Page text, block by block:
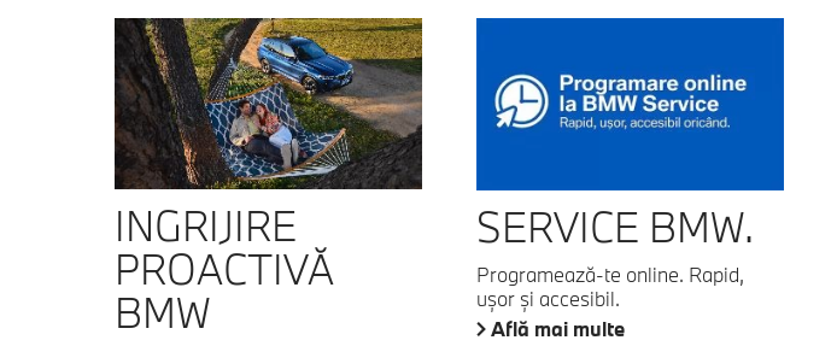
INGRIJIRE
PROACTIVĂ
BMW
SERVICE BMW.
Programează-te online. Rapid,
ușor și accesibil.
Află mai multe